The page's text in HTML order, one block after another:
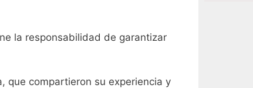
la responsabilidad de garantizar
que compartieron su experiencia y